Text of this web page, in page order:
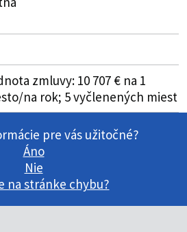
zmluvy: 10 707 € na 1
na rok; 5 vyčlenených miest
pre vás užitočné?
Áno
Nie
na stránke chybu?